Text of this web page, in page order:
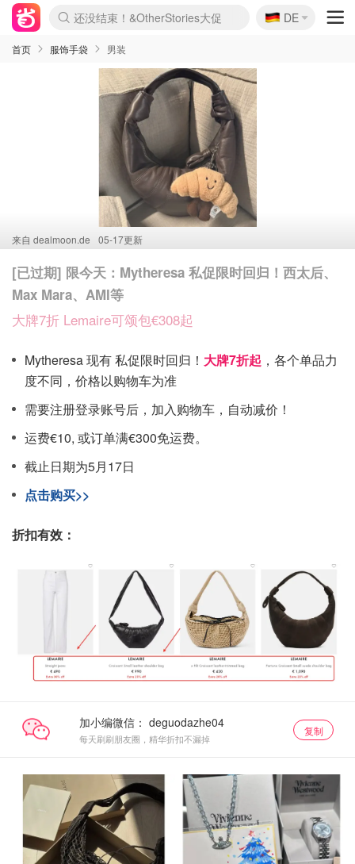
Boticinal 夏促开抢！
4折！lulu周四疯狂上新
还没结束！&OtherStories大促
Joybuy变相75折 随时失效
速领！Stanley独家85折
疑似霸哥！Camper额外叠85折
Zalando 奥莱闪促！每日更新
Moncler反季囤！5折起+叠9折
Coach Brooklyn仅€192
🇩🇪
DE
首页 服饰手袋 男装
来自 dealmoon.de 05-17更新
[已过期] 限今天：Mytheresa 私促限时回归！西太后、
Max Mara、AMI等
大牌7折 Lemaire可颂包€308起
Mytheresa 现有 私促限时回归！ 大牌7折起 ，各个单品力
度不同，价格以购物车为准
需要注册登录账号后，加入购物车，自动减价！
运费€10, 或订单满€300免运费。
截止日期为5月17日
点击购买>>
折扣有效：
加小编微信：
每天刷刷朋友圈，精华折扣不漏掉
复制